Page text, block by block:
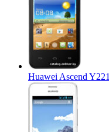
Huawei Ascend Y221